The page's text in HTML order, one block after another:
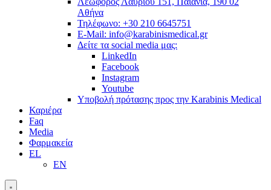
Αθήνα
Τηλέφωνο: +30 210 6645751
E-Mail: info@karabinismedical.gr
Δείτε τα social media μας:
LinkedIn
Facebook
Instagram
Youtube
Υποβολή πρότασης προς την Karabinis Medical
Καριέρα
Faq
Media
Φαρμακεία
EL
EN